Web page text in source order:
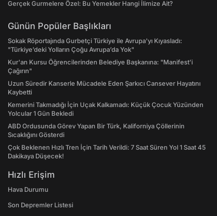
Gerçek Gurmelere Özel: Bu Yemekler Hangi İlimize Ait?
Günün Popüler Başlıkları
Sokak Röportajında Gurbetçi Türkiye ile Avrupa'yı Kıyasladı:
"Türkiye’deki Yolların Çoğu Avrupa’da Yok"
Kur'an Kursu Öğrencilerinden Belediye Başkanına: "Manifest’i
Çağırın"
Uzun Süredir Kanserle Mücadele Eden Şarkıcı Cansever Hayatını
Kaybetti
Kemerini Takmadığı İçin Uçak Kalkamadı: Küçük Çocuk Yüzünden
Yolcular 1 Gün Bekledi
ABD Ordusunda Görev Yapan Bir Türk, Kaliforniya Çöllerinin
Sıcaklığını Gösterdi
Çok Beklenen Hızlı Tren İçin Tarih Verildi: 7 Saat Süren Yol 1 Saat 45
Dakikaya Düşecek!
Hızlı Erişim
Hava Durumu
Son Depremler Listesi